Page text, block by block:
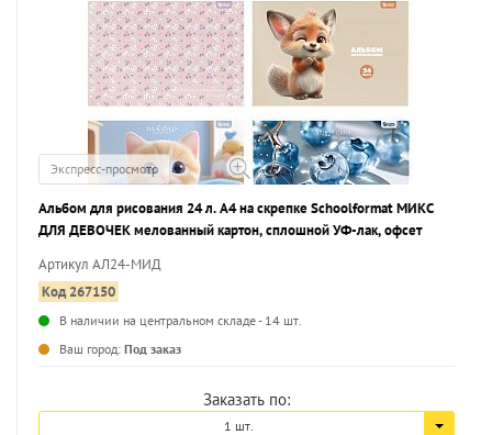
Экспресс-просмотр
Альбом для рисования 24 л. А4 на скрепке Schoolformat МИКС
ДЛЯ ДЕВОЧЕК мелованный картон, сплошной УФ-лак, офсет
Артикул АЛ24-МИД
Код 267150
В наличии на центральном складе - 14 шт.
Ваш город: Под заказ
Заказать по:
1 шт.